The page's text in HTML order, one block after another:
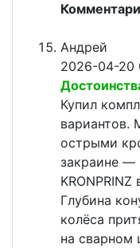
Андрей
2026-04-20
Купил
вариантов.
острыми
закраине —
KRONPRINZ
Глубина
колёса
на сварном